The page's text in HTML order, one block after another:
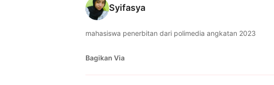
Syifasya
mahasiswa penerbitan dari polimedia angkatan 2023
Bagikan Via